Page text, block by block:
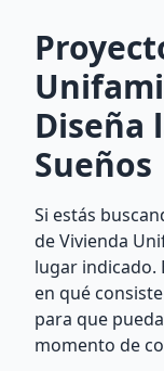
Diseña
Sueños
Si estás
de Vivienda
lugar indicado.
en qué
para que
momento de